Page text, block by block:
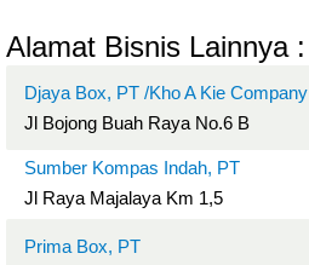
Alamat Bisnis Lainnya :
Djaya Box, PT /Kho A Kie Company
Jl Bojong Buah Raya No.6 B
Sumber Kompas Indah, PT
Jl Raya Majalaya Km 1,5
Prima Box, PT